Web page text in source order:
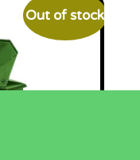
Out of stock